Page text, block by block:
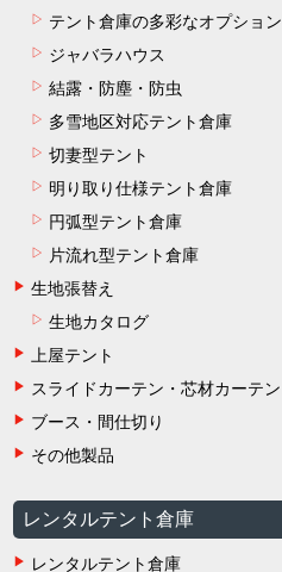
テント倉庫の多彩なオプション
ジャバラハウス
結露・防塵・防虫
多雪地区対応テント倉庫
切妻型テント
明り取り仕様テント倉庫
円弧型テント倉庫
片流れ型テント倉庫
生地張替え
生地カタログ
上屋テント
スライドカーテン・芯材カーテン
ブース・間仕切り
その他製品
レンタルテント倉庫
レンタルテント倉庫